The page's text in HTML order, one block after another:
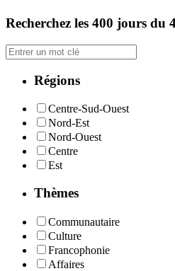
Recherchez les 400 jours du
Régions
Centre-Sud-Ouest
Nord-Est
Nord-Ouest
Centre
Est
Thèmes
Communautaire
Culture
Francophonie
Affaires